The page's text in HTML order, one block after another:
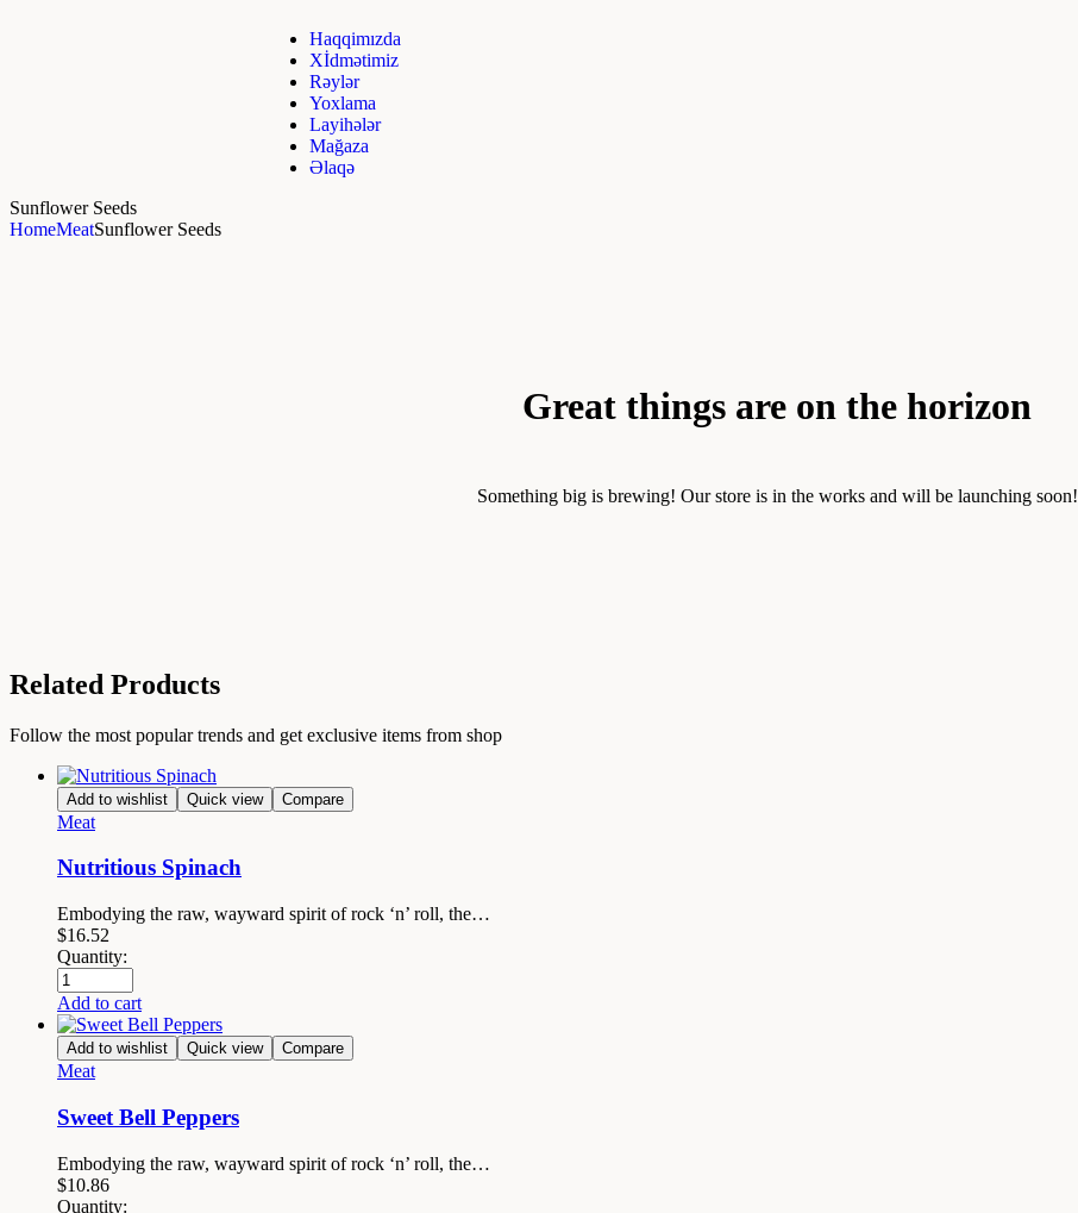
Haqqimızda
Xİdmətimiz
Rəylər
Yoxlama
Layihələr
Mağaza
Əlaqə
Sunflower Seeds
HomeMeatSunflower Seeds
Great things are on the horizon
Something big is brewing! Our store is in the works and will be launching soon!
Related Products
Follow the most popular trends and get exclusive items from shop
Add to wishlist Quick view Compare
Meat
Nutritious Spinach
Embodying the raw, wayward spirit of rock ‘n’ roll, the…
$16.52
Quantity:
Add to cart
Add to wishlist Quick view Compare
Meat
Sweet Bell Peppers
Embodying the raw, wayward spirit of rock ‘n’ roll, the…
$10.86
Quantity: